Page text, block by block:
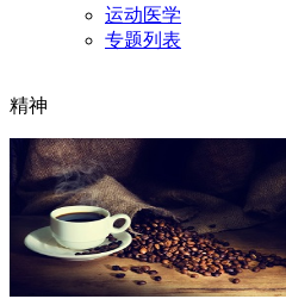
运动医学
专题列表
精神